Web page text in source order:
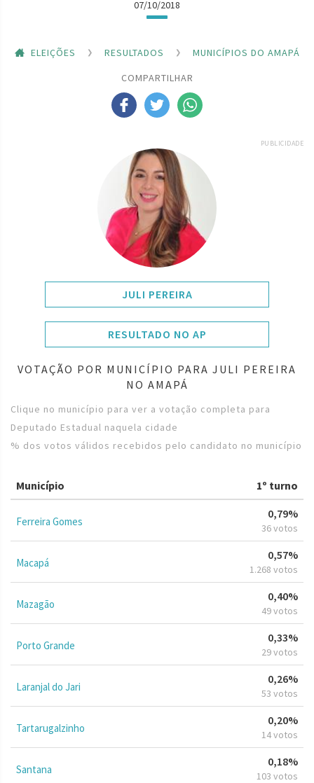
07/10/2018
ELEIÇÕES RESULTADOS
MUNICÍPIOS DO AMAPÁ
COMPARTILHAR
PUBLICIDADE
JULI PEREIRA
RESULTADO NO AP
VOTAÇÃO POR MUNICÍPIO PARA JULI PEREIRA
NO AMAPÁ
Clique no município para ver a votação completa para
Deputado Estadual naquela cidade
% dos votos válidos recebidos pelo candidato no município
Município 1º turno
Ferreira Gomes
0,79%
36 votos
Macapá
0,57%
1.268 votos
Mazagão
0,40%
49 votos
Porto Grande
0,33%
29 votos
Laranjal do Jari
0,26%
53 votos
Tartarugalzinho
0,20%
14 votos
Santana
0,18%
103 votos